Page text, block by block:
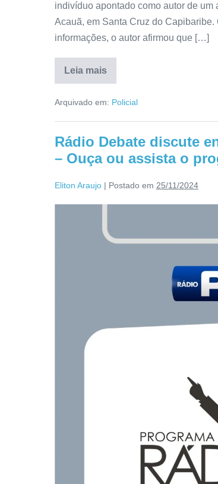
indivíduo apontado como autor de
Acauã, em Santa Cruz do
informações, o autor afirmou que […]
Leia mais
Arquivado em: Policial
Rádio Debate discute
– Ouça ou assista o
Eliton Araujo | Postado em 25/11/2024